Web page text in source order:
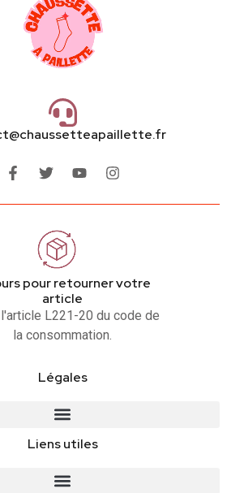
pour retourner votre
article
L221-20 du code de
la consommation.
Légales
Liens utiles